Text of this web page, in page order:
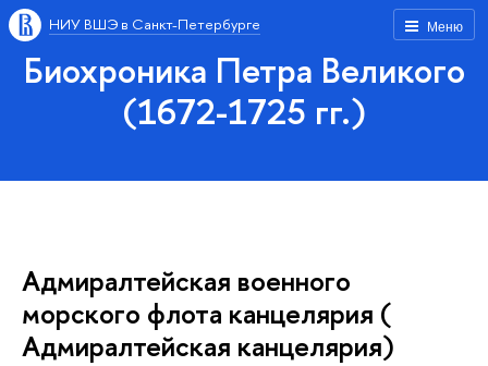
Меню
НИУ ВШЭ в Санкт-Петербурге
Биохроника Петра Великого
(1672-1725 гг.)
Адмиралтейская военного
морского флота канцелярия (
Адмиралтейская канцелярия)